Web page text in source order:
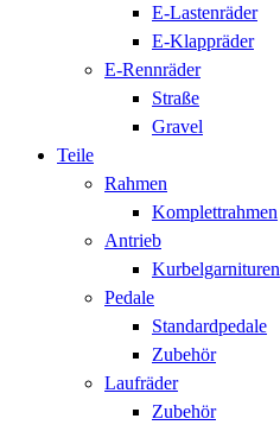
E-Lastenräder
E-Klappräder
E-Rennräder
Straße
Gravel
Teile
Rahmen
Komplettrahmen
Antrieb
Kurbelgarnituren
Pedale
Standardpedale
Zubehör
Laufräder
Zubehör